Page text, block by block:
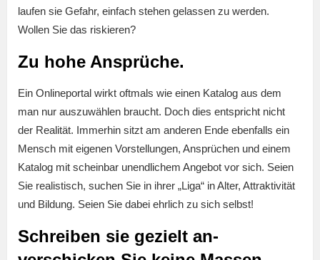
laufen sie Gefahr, einfach stehen gelassen zu werden.
Wollen Sie das riskieren?
Zu hohe Ansprüche.
Ein Onlineportal wirkt oftmals wie einen Katalog aus dem
man nur auszuwählen braucht. Doch dies entspricht nicht
der Realität. Immerhin sitzt am anderen Ende ebenfalls ein
Mensch mit eigenen Vorstellungen, Ansprüchen und einem
Katalog mit scheinbar unendlichem Angebot vor sich. Seien
Sie realistisch, suchen Sie in ihrer „Liga“ in Alter, Attraktivität
und Bildung. Seien Sie dabei ehrlich zu sich selbst!
Schreiben sie gezielt an-